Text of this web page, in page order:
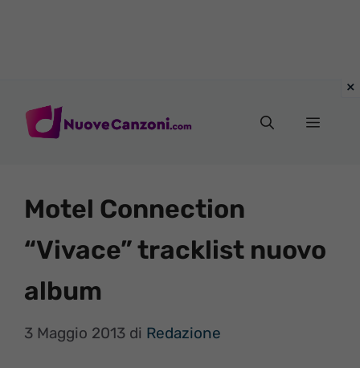
Menu
Motel Connection
“Vivace” tracklist nuovo
album
3 Maggio 2013 di Redazione